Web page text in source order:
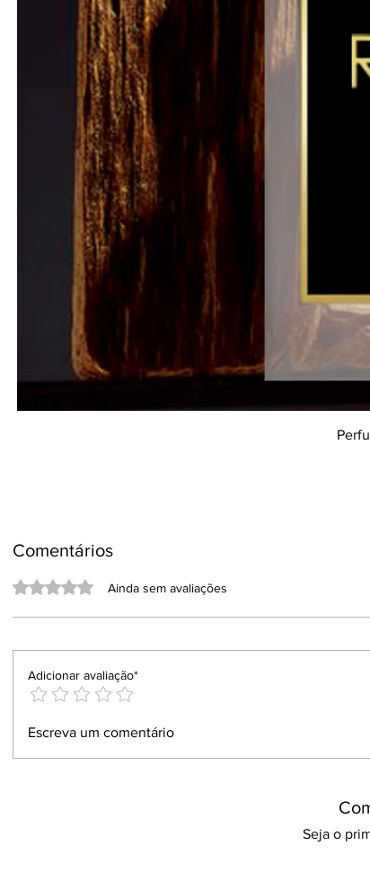
Comentários
Avaliado com 0 de 5 estrelas.Ainda sem avaliações
Adicionar avaliação*
Escreva um comentário
Seja o